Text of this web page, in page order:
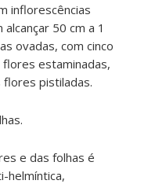
inflorescências
50 cm a 1
ovadas, com cinco
flores estaminadas,
flores pistiladas.
e das folhas é
helmíntica,